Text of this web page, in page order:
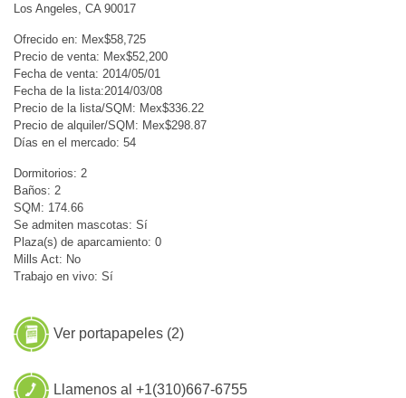
Los Angeles, CA 90017
Ofrecido en: Mex$58,725
Precio de venta: Mex$52,200
Fecha de venta: 2014/05/01
Fecha de la lista:2014/03/08
Precio de la lista/SQM: Mex$336.22
Precio de alquiler/SQM: Mex$298.87
Días en el mercado: 54
Dormitorios: 2
Baños: 2
SQM: 174.66
Se admiten mascotas: Sí
Plaza(s) de aparcamiento: 0
Mills Act: No
Trabajo en vivo: Sí
Ver portapapeles (2)
Llamenos al +1(310)667-6755